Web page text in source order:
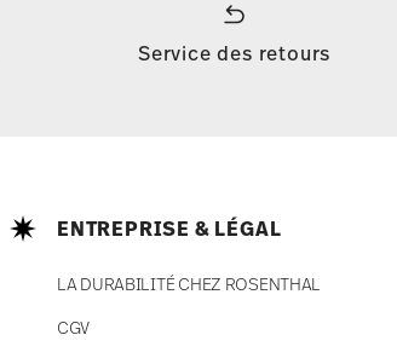
Service des retours
ENTREPRISE & LÉGAL
LA DURABILITÉ CHEZ ROSENTHAL
CGV